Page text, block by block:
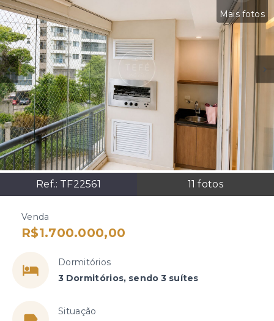
Mais fotos
Ref.: TF22561 11 fotos
Venda
R$1.700.000,00
Dormitórios
3 Dormitórios, sendo 3 suítes
Situação